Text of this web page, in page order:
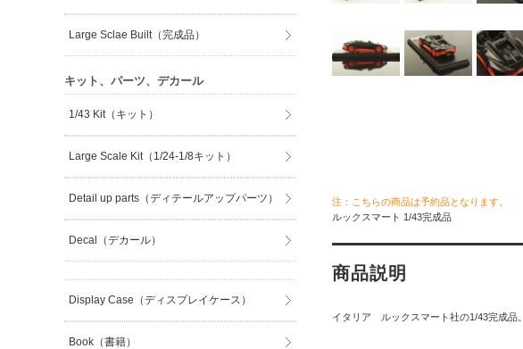
注：こちらの商品は予約品となります。
ルックスマート 1/43完成品
商品説明
イタリア ルックスマート社の1/43完成品。
Large Sclae Built（完成品）
キット、パーツ、デカール
1/43 Kit（キット）
Large Scale Kit（1/24-1/8キット）
Detail up parts（ディテールアップパーツ）
Decal（デカール）
Display Case（ディスプレイケース）
Book（書籍）